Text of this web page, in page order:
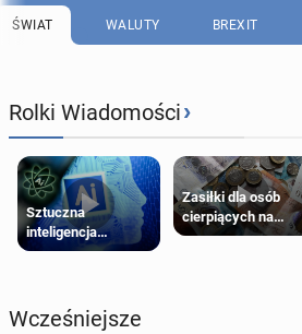
ŚWIAT WALUTY BREXIT
Rolki Wiadomości›
Sztuczna
inteligencja
próbowała oszukać
Zasiłki dla osób
cierpiących na
schorzenia
Wcześniejsze